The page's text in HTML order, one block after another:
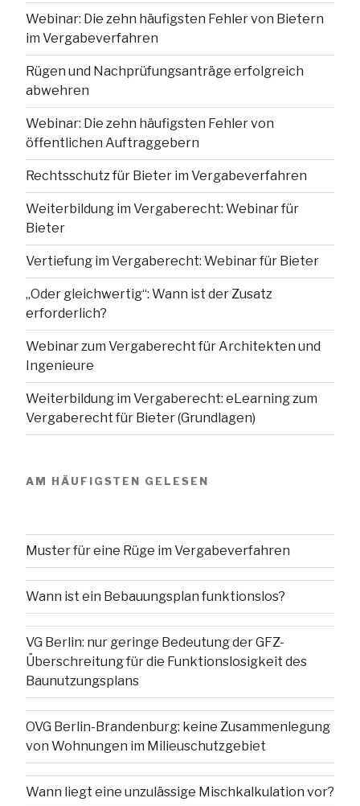
Webinar: Die zehn häufigsten Fehler von Bietern
im Vergabeverfahren
Rügen und Nachprüfungsanträge erfolgreich
abwehren
Webinar: Die zehn häufigsten Fehler von
öffentlichen Auftraggebern
Rechtsschutz für Bieter im Vergabeverfahren
Weiterbildung im Vergaberecht: Webinar für
Bieter
Vertiefung im Vergaberecht: Webinar für Bieter
„Oder gleichwertig“: Wann ist der Zusatz
erforderlich?
Webinar zum Vergaberecht für Architekten und
Ingenieure
Weiterbildung im Vergaberecht: eLearning zum
Vergaberecht für Bieter (Grundlagen)
AM HÄUFIGSTEN GELESEN
Muster für eine Rüge im Vergabeverfahren
Wann ist ein Bebauungsplan funktionslos?
VG Berlin: nur geringe Bedeutung der GFZ-
Überschreitung für die Funktionslosigkeit des
Baunutzungsplans
OVG Berlin-Brandenburg: keine Zusammenlegung
von Wohnungen im Milieuschutzgebiet
Wann liegt eine unzulässige Mischkalkulation vor?